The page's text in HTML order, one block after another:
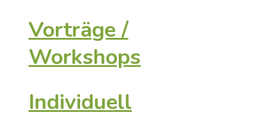
Vorträge /
Workshops
Individuell